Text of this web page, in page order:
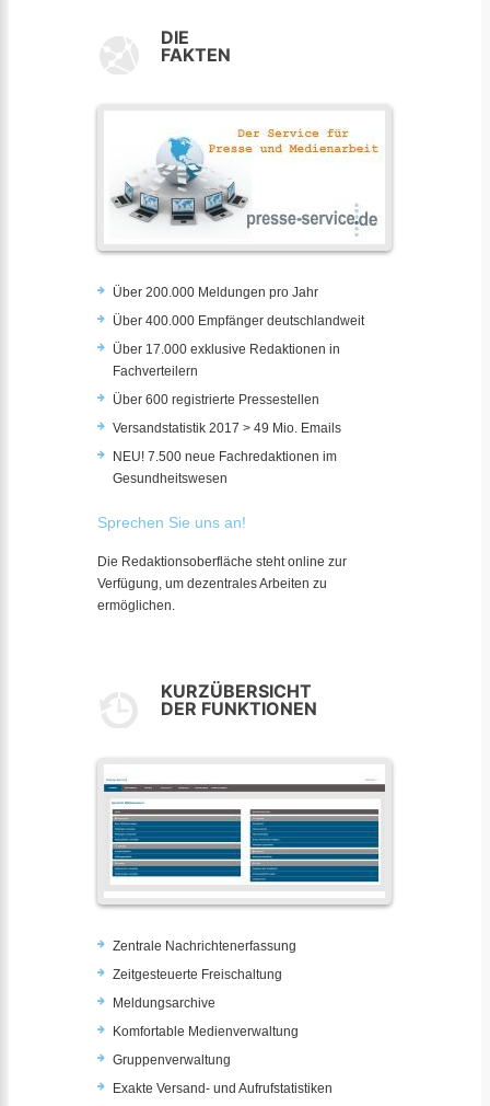
DIE
FAKTEN
Über 200.000 Meldungen pro Jahr
Über 400.000 Empfänger deutschlandweit
Über 17.000 exklusive Redaktionen in
Fachverteilern
Über 600 registrierte Pressestellen
Versandstatistik 2017 > 49 Mio. Emails
NEU! 7.500 neue Fachredaktionen im
Gesundheitswesen
Sprechen Sie uns an!
Die Redaktionsoberfläche steht online zur
Verfügung, um dezentrales Arbeiten zu
ermöglichen.
KURZÜBERSICHT
DER FUNKTIONEN
Zentrale Nachrichtenerfassung
Zeitgesteuerte Freischaltung
Meldungsarchive
Komfortable Medienverwaltung
Gruppenverwaltung
Exakte Versand- und Aufrufstatistiken